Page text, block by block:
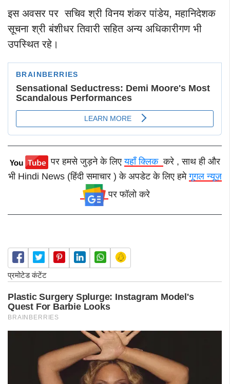
इस अवसर पर सचिव श्री विनय शंकर पांडेय, महानिदेशक
सूचना श्री बंशीधर तिवारी सहित अन्य अधिकारीगण भी
उपस्थित रहे।
पर हमसे जुड़ने के लिएयहाँ क्लिककरे , साथ ही और
भी Hindi News (हिंदी समाचार ) के अपडेट के लिए हमेगूगल न्यूज़
पर फॉलो करे